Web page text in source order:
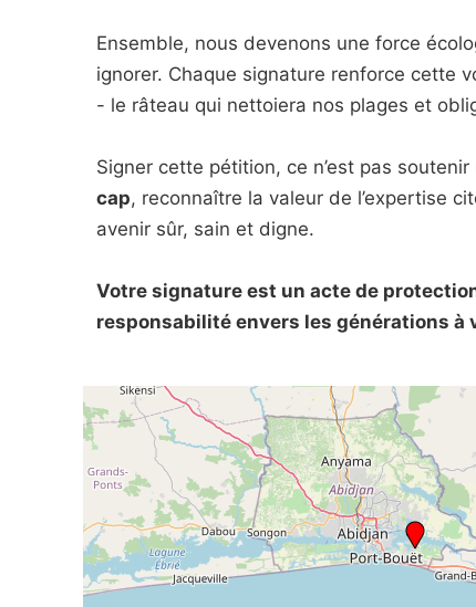
Ensemble, nous devenons une force
ignorer. Chaque signature renforce cette
- le râteau qui nettoiera nos plages et
Signer cette pétition, ce n’est pas soutenir
cap, reconnaître la valeur de l’expertise
avenir sûr, sain et digne.
Votre signature est un acte de
responsabilité envers les générations à